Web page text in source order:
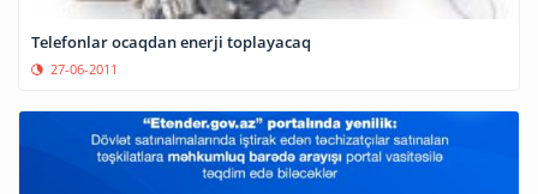
Telefonlar ocaqdan enerji toplayacaq
27-06-2011